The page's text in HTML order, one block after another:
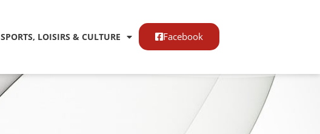
SPORTS, LOISIRS & CULTURE Facebook